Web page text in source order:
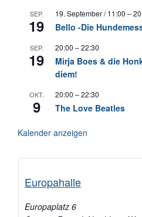
SEP.
19
19. September / 11:00 –
Bello -Die
SEP.
19
20:00 –22:30
Mirja Boes & die
diem!
OKT.
9
20:00 –22:30
The Love Beatles
Kalender anzeigen
Europahalle
Europaplatz 6